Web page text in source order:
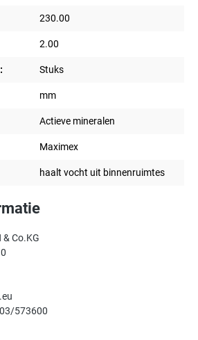
230.00
2.00
Stuks
mm
Actieve mineralen
Maximex
haalt vocht uit binnenruimtes
Co.KG
573600